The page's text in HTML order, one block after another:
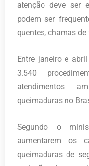
atenção deve ser
podem ser
quentes, chamas
Entre janeiro e
3.540
atendimentos
queimaduras no
Segundo o
aumentarem os
queimaduras de